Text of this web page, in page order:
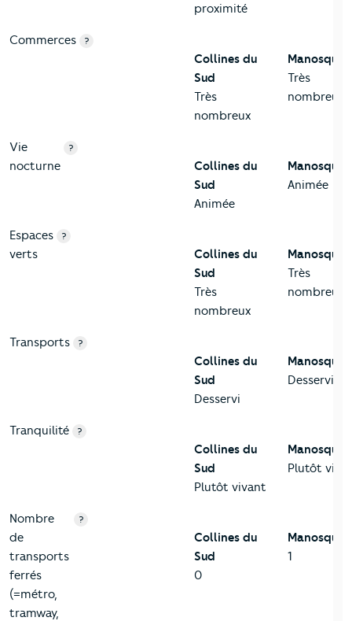
proximité
Commerces ?
Collines du
Sud
Très
nombreux
Manosque
Très
nombreux
Vie
nocturne
?
Collines du
Sud
Animée
Manosque
Animée
Espaces
verts
?
Collines du
Sud
Très
nombreux
Manosque
Très
nombreux
Transports ?
Collines du
Sud
Desservi
Manosque
Desservi
Tranquilité ?
Collines du
Sud
Plutôt vivant
Manosque
Plutôt
Nombre
de
transports
ferrés
(=métro,
tramway,
?
Collines du
Sud
0
Manosque
1